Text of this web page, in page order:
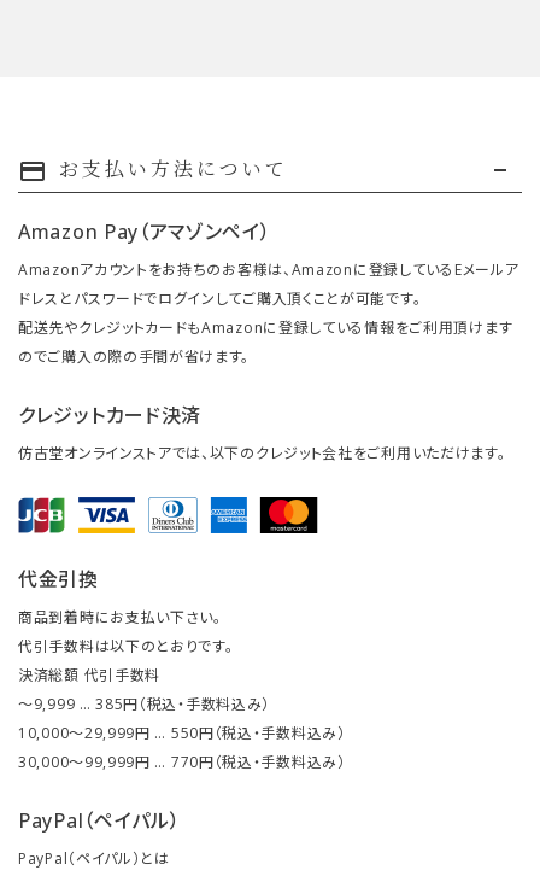
payment お支払い方法について
Amazon Pay（アマゾンペイ）
Amazonアカウントをお持ちのお客様は、Amazonに登録しているEメールア
ドレスとパスワードでログインしてご購入頂くことが可能です。
配送先やクレジットカードもAmazonに登録している情報をご利用頂けます
のでご購入の際の手間が省けます。
クレジットカード決済
仿古堂オンラインストアでは、以下のクレジット会社をご利用いただけます。
代金引換
商品到着時にお支払い下さい。
代引手数料は以下のとおりです。
決済総額 代引手数料
～9,999 … 385円（税込・手数料込み）
10,000～29,999円 … 550円（税込・手数料込み）
30,000～99,999円 … 770円（税込・手数料込み）
PayPal（ペイパル）
PayPal（ペイパル）とは